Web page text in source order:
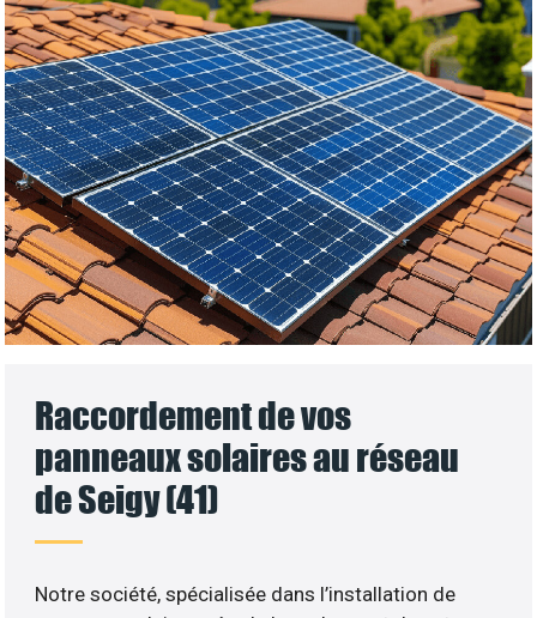
Raccordement de vos
panneaux solaires au réseau
de Seigy (41)
Notre société, spécialisée dans l’installation de